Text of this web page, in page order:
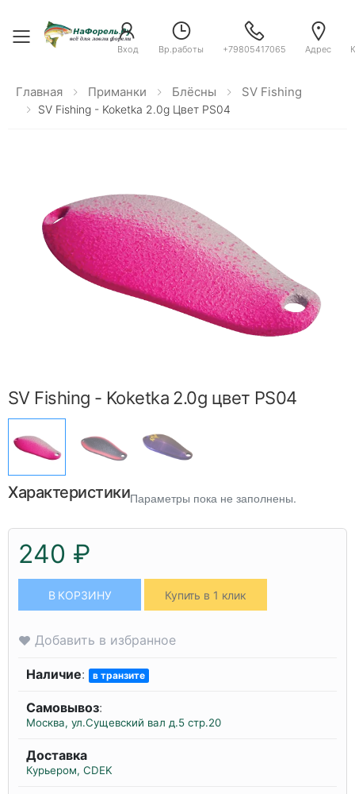
Toggle menu
Вход Вр.работы +79805417065 Адрес
Главная Приманки Блёсны SV Fishing
SV Fishing - Koketka 2.0g Цвет PS04
SV Fishing - Koketka 2.0g цвет PS04
ХарактеристикиПараметры пока не заполнены.
240 ₽
В КОРЗИНУ Купить в 1 клик
Добавить в избранное
Наличие: в транзите
Самовывоз:
Москва, ул.Сущевский вал д.5 стр.20
Доставка
Курьером, CDEK